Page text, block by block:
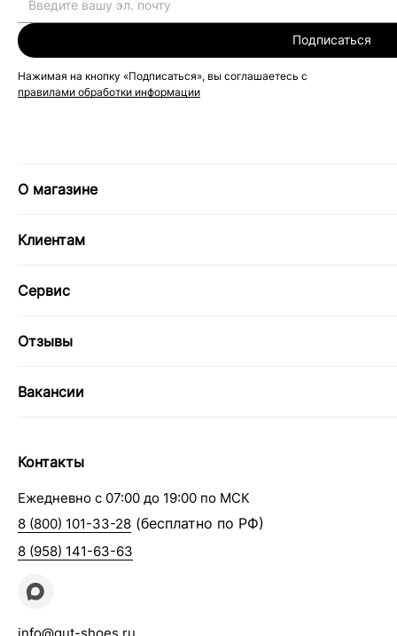
Подписаться
Нажимая на кнопку «Подписаться», вы соглашаетесь с
правилами обработки информации
О магазине
Клиентам
Сервис
Отзывы
Вакансии
Контакты
Ежедневно с 07:00 до 19:00 по МСК
8 (800) 101-33-28 (бесплатно по РФ)
8 (958) 141-63-63